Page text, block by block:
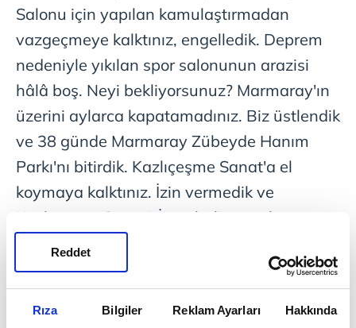
Rıza Bilgiler Reklam Ayarları Hakkında
Reddet
Salonu için yapılan kamulaştırmadan
vazgeçmeye kalktınız, engelledik. Deprem
nedeniyle yıkılan spor salonunun arazisi
hâlâ boş. Neyi bekliyorsunuz? Marmaray'ın
üzerini aylarca kapatamadınız. Biz üstlendik
ve 38 günde Marmaray Zübeyde Hanım
Parkı'nı bitirdik. Kazlıçeşme Sanat'a el
koymaya kalktınız. İzin vermedik ve
Kazlıçeşme Sanat'ı İstanbul'un parlayan
yıldızı yaptık. Basketbol Gelişim Merkezi'nin
ruhsatını iptal ettiniz. İnşaatı durdurup ceza
kestiniz. Biz durmadık. Zeytinburnu, Mart
2024'te yeniden Türk basketbolunun